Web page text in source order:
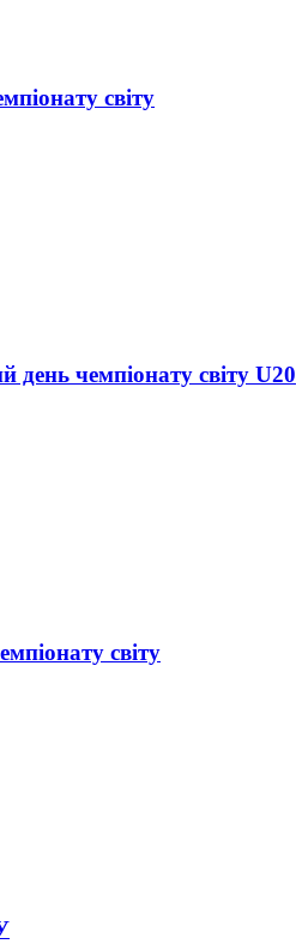
світу
день чемпіонату світу U20
світу